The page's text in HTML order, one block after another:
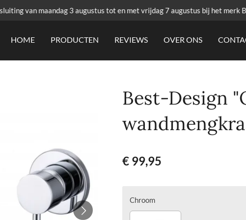
van maandag 3 augustus tot en met vrijdag 7 augustus bij het merk
HOME PRODUCTEN REVIEWS OVER ONS
Best-Design
€ 99,95
Chroom